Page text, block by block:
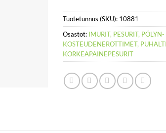
Tuotetunnus (SKU): 10881
Osastot: IMURIT, PESURIT,
KOSTEUDENEROTTIMET,
KORKEAPAINEPESURIT